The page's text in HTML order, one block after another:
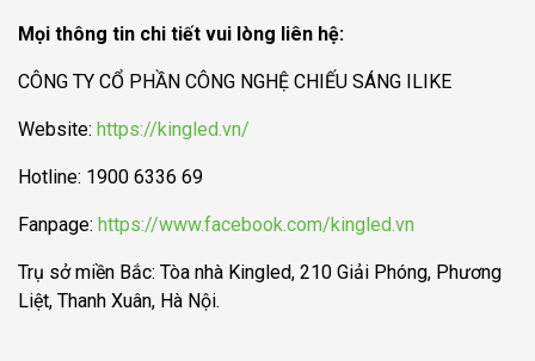
Mọi thông tin chi tiết vui lòng liên hệ:
CÔNG TY CỔ PHẦN CÔNG NGHỆ CHIẾU SÁNG ILIKE
Website: https://kingled.vn/
Hotline: 1900 6336 69
Fanpage: https://www.facebook.com/kingled.vn
Trụ sở miền Bắc: Tòa nhà Kingled, 210 Giải Phóng, Phương
Liệt, Thanh Xuân, Hà Nội.